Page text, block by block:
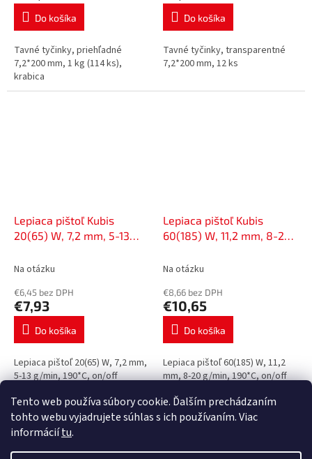
Tento web používa súbory cookie. Ďalším prechádzaním
tohto webu vyjadrujete súhlas s ich používaním. Viac
informáciítu.
Do košíka
Tavné tyčinky, priehľadné
7,2*200 mm, 1 kg (114 ks),
krabica
Do košíka
Tavné tyčinky, transparentné
7,2*200 mm, 12 ks
Lepiaca pištoľ Kubis
20(65) W, 7,2 mm, 5-13
05-0760
Na otázku
€6,45 bez DPH
€7,93
Do košíka
Lepiaca pištoľ 20(65) W, 7,2 mm,
5-13 g/min, 190*C, on/off
Lepiaca pištoľ Kubis
60(185) W, 11,2 mm, 8-20
05-1119
Na otázku
€8,66 bez DPH
€10,65
Do košíka
Lepiaca pištoľ 60(185) W, 11,2
mm, 8-20 g/min, 190*C, on/off
O
á
12položiek celkom